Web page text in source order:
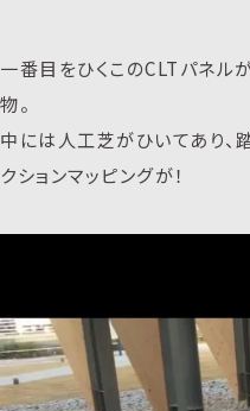
一番目をひくこのCLTパネル
物。
中には人工芝がひいてあり、
クションマッピングが！